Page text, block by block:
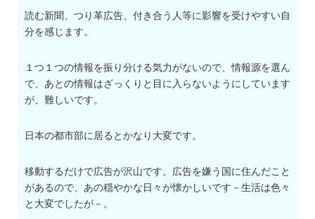
読む新聞、つり革広告、付き合う人等に影響を受けやすい自
分を感じます。
１つ１つの情報を振り分ける気力がないので、情報源を選ん
で、あとの情報はざっくりと目に入らないようにしています
が、難しいです。
日本の都市部に居るとかなり大変です。
移動するだけで広告が沢山です。広告を嫌う国に住んだこと
があるので、あの穏やかな日々が懐かしいです－生活は色々
と大変でしたが－。